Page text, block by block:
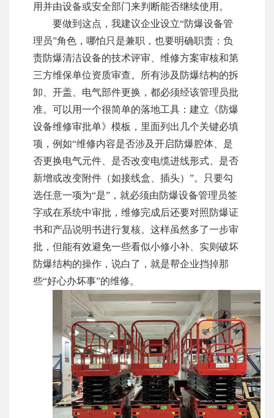
用并由设备或安全部门来判断能否继续使用。
要做到这点，我建议企业设立“防爆设备管
理员”角色，哪怕只是兼职，也要明确职责：负
责防爆清洁设备的技术评审、维修方案审核和第
三方维保单位资质审查。所有涉及防爆结构的拆
卸、开盖、电气部件更换，都必须经该管理员批
准。可以用一个很简单的落地工具：建立《防爆
设备维修审批单》模板，里面列出几个关键必填
项，例如“维修内容是否涉及开启防爆腔体、是
否更换电气元件、是否改变电缆进线形式、是否
新增或改变附件（如接线盒、插头）”。只要勾
选任意一项为“是”，就必须由防爆设备管理员签
字或在系统中审批，维修完成后还要对照防爆证
书和产品说明书进行复核。这样虽然多了一步审
批，但能有效避免一些看似小修小补、实则破坏
防爆结构的操作，说白了，就是帮企业挡掉那
些“好心办坏事”的维修。